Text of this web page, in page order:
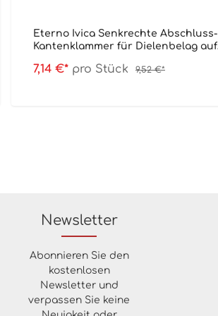
Eterno Ivica Senkrechte Abschluss-
Kantenklammer für Dielenbelag auf
7,14 €* pro Stück 9,52 €*
Newsletter
Abonnieren Sie den
kostenlosen
Newsletter und
verpassen Sie keine